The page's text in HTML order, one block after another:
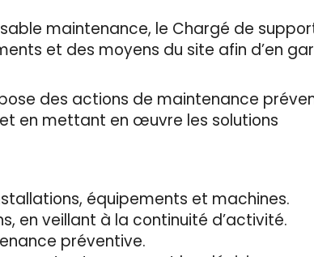
maintenance, le Chargé de
et des moyens du site afin d’en
des actions de maintenance
en mettant en œuvre les solutions
équipements et machines.
en veillant à la continuité d’activité.
préventive.